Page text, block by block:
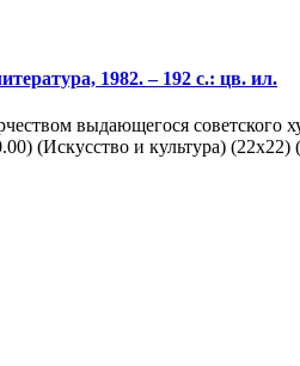
1982. – 192 с.: цв. ил.
выдающегося
(Искусство и культура) (22х22)